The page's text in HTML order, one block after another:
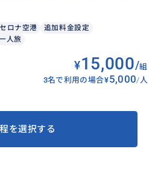
ロナ空港
追加料金設定
人旅
¥15,000/組
3名で利用の場合¥5,000/人
を選択する